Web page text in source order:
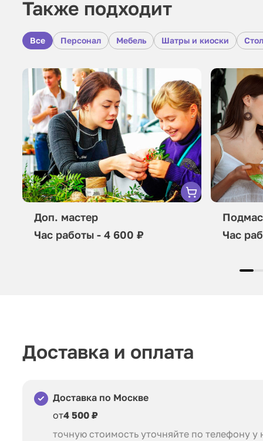
Также подходит
Все Персонал Мебель Шатры и киоски
Доп. мастер
Час работы - 4 600 ₽
Час
Доставка и оплата
Доставка по Москве
от4 500 ₽
точную стоимость уточняйте по телефону